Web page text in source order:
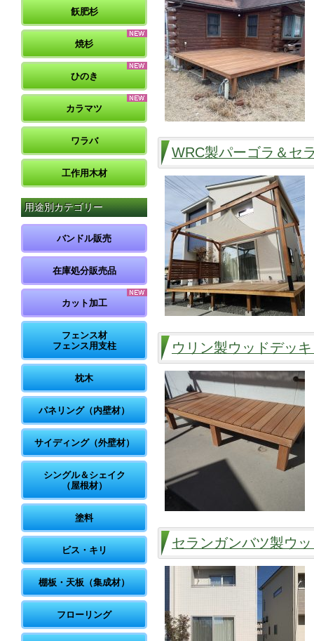
飫肥杉
焼杉
ひのき
カラマツ
ワラバ
工作用木材
用途別カテゴリー
バンドル販売
在庫処分販売品
カット加工
フェンス材
フェンス用支柱
枕木
パネリング（内壁材）
サイディング（外壁材）
シングル＆シェイク
（屋根材）
塗料
ビス・キリ
棚板・天板（集成材）
フローリング
WRC製パーゴラ＆セ
ウリン製ウッドデッ
セランガンバツ製ウ